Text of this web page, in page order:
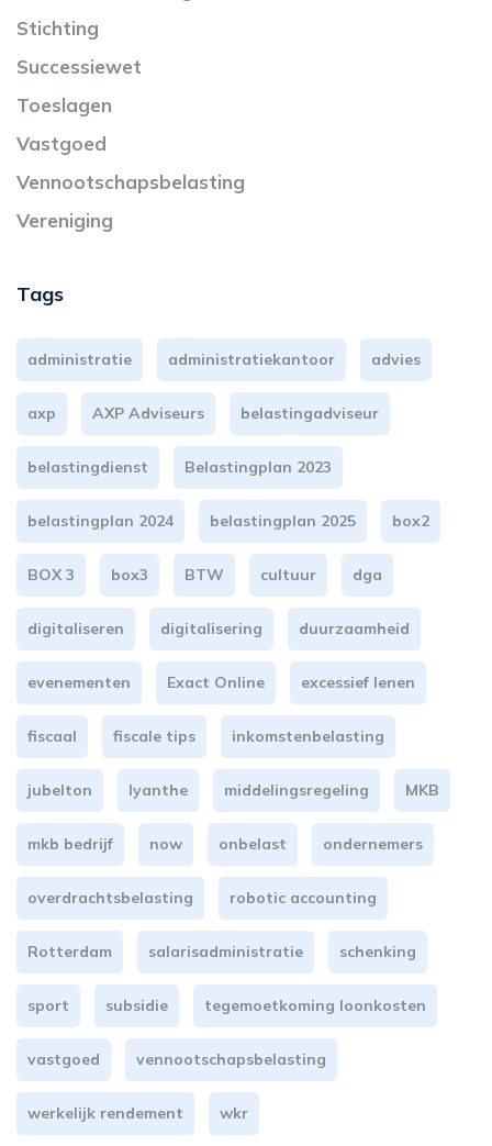
Stichting
Successiewet
Toeslagen
Vastgoed
Vennootschapsbelasting
Vereniging
Tags
administratie administratiekantoor advies
axp AXP Adviseurs belastingadviseur
belastingdienst Belastingplan 2023
belastingplan 2024 belastingplan 2025 box2
BOX 3 box3 BTW cultuur dga
digitaliseren digitalisering duurzaamheid
evenementen Exact Online excessief lenen
fiscaal fiscale tips inkomstenbelasting
jubelton lyanthe middelingsregeling MKB
mkb bedrijf now onbelast ondernemers
overdrachtsbelasting robotic accounting
Rotterdam salarisadministratie schenking
sport subsidie tegemoetkoming loonkosten
vastgoed vennootschapsbelasting
werkelijk rendement wkr